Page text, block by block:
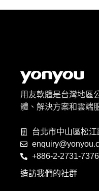
用友軟體是台灣地區
體、解決方案和雲端
台北市中山區松
+886-2-2731-7376
造訪我們的社群